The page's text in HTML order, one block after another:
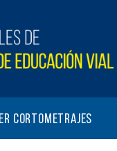
cortometrajes